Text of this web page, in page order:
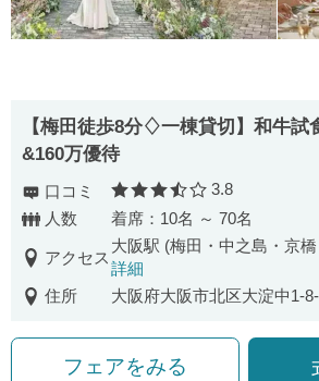
【梅田徒歩8分♢一棟貸切】和牛試
&160万優待
口コミ 口コミ評価
3.8
人数
着席：10名 ～ 70名
アクセス
大阪駅 (梅田・中之島・京
詳細
住所
大阪府大阪市北区大淀中1-
フェアをみる